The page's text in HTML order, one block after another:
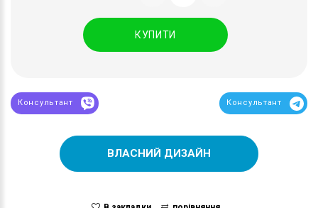
КУПИТИ
Консультант Консультант
ВЛАСНИЙ ДИЗАЙН